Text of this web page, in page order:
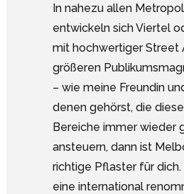
In nahezu allen
entwickeln sich Viertel
mit hochwertiger Street
größeren
– wie meine Freundin
denen gehörst, die
Bereiche immer wieder
ansteuern, dann ist
richtige Pflaster für
eine international